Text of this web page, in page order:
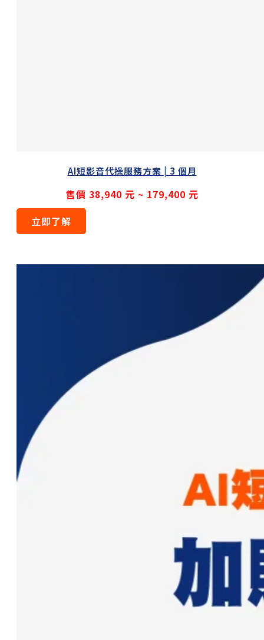
AI短影音代操服務方案 | 3 個月
售價 38,940 元 ~ 179,400 元
立即了解